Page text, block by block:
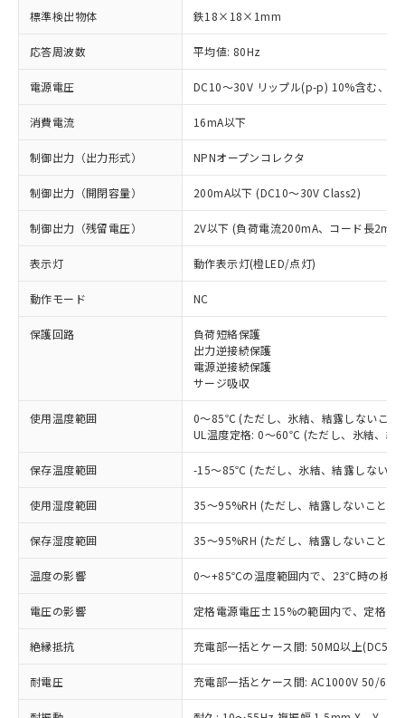
標準検出物体 鉄18×18×1mm
応答周波数 平均値: 80Hz
電源電圧 DC10～30V リップル(p-p) 10%含む、
消費電流 16mA以下
制御出力（出力形式） NPNオープンコレクタ
制御出力（開閉容量） 200mA以下 (DC10～30V Class2)
制御出力（残留電圧） 2V以下 (負荷電流200mA、コード長2m時
表示灯 動作表示灯(橙LED/点灯)
動作モード NC
保護回路
負荷短絡保護
出力逆接続保護
電源逆接続保護
サージ吸収
使用温度範囲
0～85℃ (ただし、氷結、結露しないこと)
UL温度定格: 0～60℃ (ただし、氷結、結
保存温度範囲 -15～85℃ (ただし、氷結、結露しないこ
使用湿度範囲 35～95%RH (ただし、結露しないこと)
保存湿度範囲 35～95%RH (ただし、結露しないこと)
温度の影響 0～+85℃の温度範囲内で、23℃時の検
電圧の影響 定格電源電圧±15%の範囲内で、定格電
絶縁抵抗 充電部一括とケース間: 50MΩ以上
耐電圧 充電部一括とケース間: AC1000V 50/
ご利用条件
以下の条件をお読みいただき、同意のうえ
ご利用ください。
本サービスは、当社制御機器事業取扱
商品の当社在庫状況および標準価格
(税抜)を提供させていただくもので
当社制御機器事業取扱商品の中には、
本サービスの対象外となる商品もある
ことをご了承ください。
在庫状況および標準価格照会結果は、
記載している更新日時点での社内デー
※1 対応状況
対応済み：EU RoHS指令（10物質）の
非含有に対応した製品が提供可能な商品で
対応予定：EU RoHS指令（10物質）の非含
有に対応した製品に切り替える予定のある
商品です。
対応予定なし：EU RoHS指令（10物質）の
非含有に非対応の商品で、対応品を出す予
調査・確認中：EU RoHS指令（10物質）の
非含有の対応状況を調査中または確認中の
商品です。
非該当品：ライセンス料など無形物で、有
害物質有無と関係のない商品です。
いたものが、含有品と判明した場合などや
むを得ず変更することがあります。
*EU RoHS指令（10物質）：
※1 中国RoHS○×表
「○」：最大均質材料含有率が中国RoHSの
基準値以下であることを示します。
「×」：最大均質材料含有率が中国RoHSの
基準値を超えていることを示します。
為替および外国貿易法に定める商品
（以下｢規制貨物等」という）を輸出